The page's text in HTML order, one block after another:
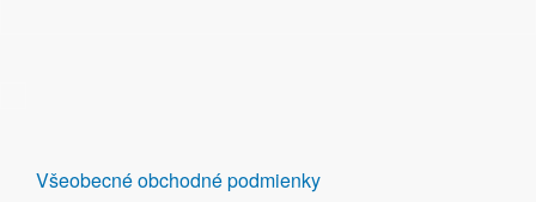
DALŠÍ
Všeobecné obchodné podmienky